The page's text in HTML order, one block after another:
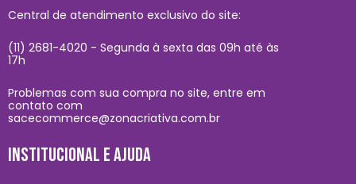
Central de atendimento exclusivo do site:
(11) 2681-4020 - Segunda à sexta das 09h até às
17h
Problemas com sua compra no site, entre em
contato com
sacecommerce@zonacriativa.com.br
INSTITUCIONAL E AJUDA